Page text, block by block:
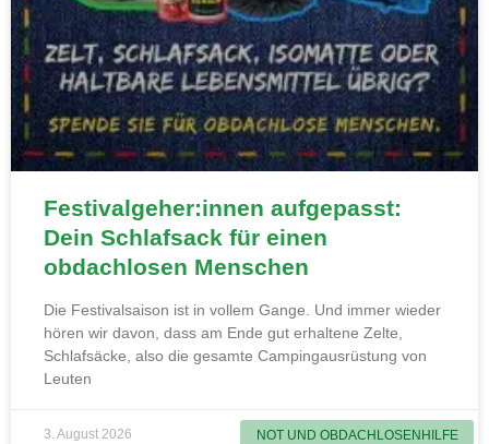
NOT UND OBDACHLOSENHILFE
Festivalgeher:innen aufgepasst:
Dein Schlafsack für einen
obdachlosen Menschen
Die Festivalsaison ist in vollem Gange. Und immer wieder
hören wir davon, dass am Ende gut erhaltene Zelte,
Schlafsäcke, also die gesamte Campingausrüstung von
Leuten
3. August 2026